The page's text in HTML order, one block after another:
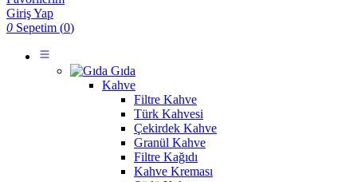
Giriş Yap
0 Sepetim (0)
Gıda
Kahve
Filtre Kahve
Türk Kahvesi
Çekirdek Kahve
Granül Kahve
Filtre Kağıdı
Kahve Kreması